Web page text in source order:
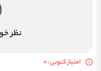
نظر
امتیاز کنونی : 0